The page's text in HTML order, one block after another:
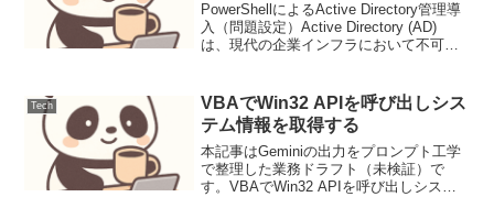
PowerShellによるActive Directory管理導
入（問題設定）Active Directory (AD)
は、現代の企業インフラにおいて不可欠
タなど、多...
Tech
VBAでWin32 APIを呼び出しシス
テム情報を取得する
本記事はGeminiの出力をプロンプト工学
で整理した業務ドラフト（未検証）で
す。VBAでWin32 APIを呼び出しシステ